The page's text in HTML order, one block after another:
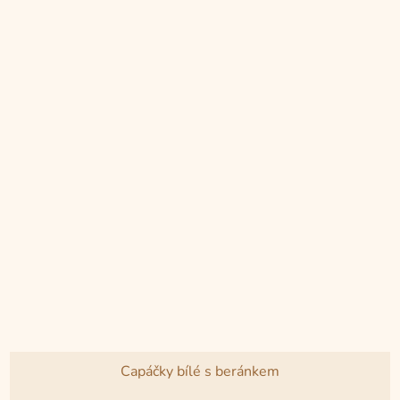
Capáčky bílé s beránkem